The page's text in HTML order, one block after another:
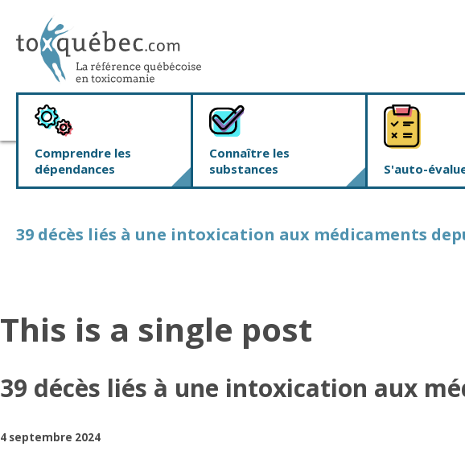
Comprendre les
dépendances
Connaître les
substances
S'auto-
39 décès liés à une intoxication aux médicaments
This is a single post
39 décès liés à une intoxication aux
4 septembre 2024